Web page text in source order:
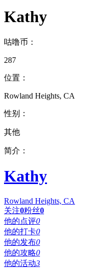
Kathy
咕噜币：
287
位置：
Rowland Heights, CA
性别：
其他
简介：
Kathy
Rowland Heights, CA
关注0粉丝0
他的点评0
他的打卡0
他的发布0
他的攻略0
他的活动3